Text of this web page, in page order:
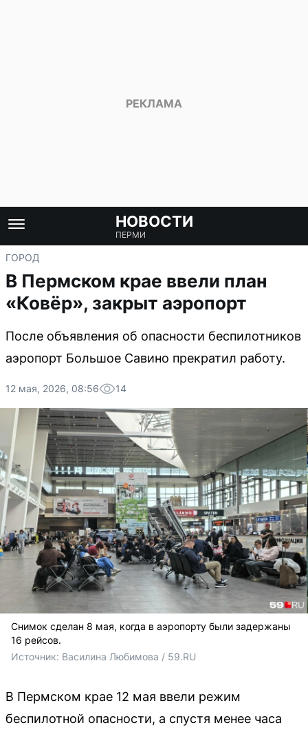
НОВОСТИ
ПЕРМИ
ГОРОД
В Пермском крае ввели план
«Ковёр», закрыт аэропорт
После объявления об опасности беспилотников
аэропорт Большое Савино прекратил работу.
12 мая, 2026, 08:56 14
Снимок сделан 8 мая, когда в аэропорту были задержаны
16 рейсов.
Источник: Василина Любимова / 59.RU
В Пермском крае 12 мая ввели режим
беспилотной опасности, а спустя менее часа